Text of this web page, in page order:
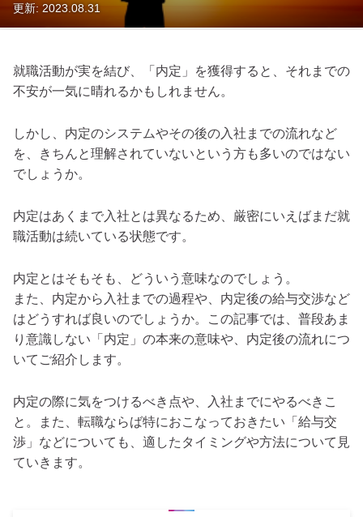
更新: 2023.08.31
就職活動が実を結び、「内定」を獲得すると、それまでの
不安が一気に晴れるかもしれません。
しかし、内定のシステムやその後の入社までの流れなど
を、きちんと理解されていないという方も多いのではない
でしょうか。
内定はあくまで入社とは異なるため、厳密にいえばまだ就
職活動は続いている状態です。
内定とはそもそも、どういう意味なのでしょう。
また、内定から入社までの過程や、内定後の給与交渉など
はどうすれば良いのでしょうか。この記事では、普段あま
り意識しない「内定」の本来の意味や、内定後の流れにつ
いてご紹介します。
内定の際に気をつけるべき点や、入社までにやるべきこ
と。また、転職ならば特におこなっておきたい「給与交
渉」などについても、適したタイミングや方法について見
ていきます。